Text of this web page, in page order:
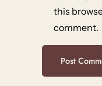
this
comment.